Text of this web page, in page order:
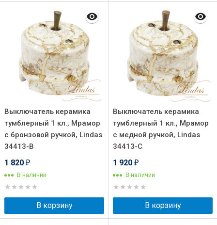
Выключатель керамика
тумблерный 1 кл., Мрамор
с бронзовой ручкой, Lindas
34413-B
1 820 ₽
В наличии
В корзину
Выключатель керамика
тумблерный 1 кл., Мрамор
с медной ручкой, Lindas
34413-C
1 920 ₽
В наличии
В корзину